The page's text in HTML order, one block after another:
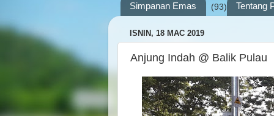
Simpanan Emas
(93) Tentang
ISNIN, 18 MAC 2019
Anjung Indah @ Balik Pulau